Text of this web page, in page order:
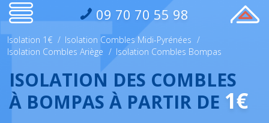
09 70 70 55 98
Isolation 1€ / Isolation Combles Midi-Pyrénées /
Isolation Combles Ariège / Isolation Combles Bompas
ISOLATION DES COMBLES
À BOMPAS À PARTIR DE 1€